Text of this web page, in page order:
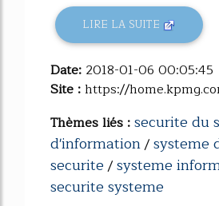
LIRE LA SUITE
Date: 2018-01-06 00:05:45
Site :https://
Thèmes liés :securite du
d'information/systeme
securite/systeme
securite systeme